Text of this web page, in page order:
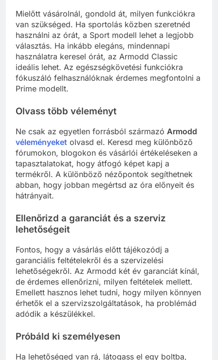
Mielőtt vásárolnál, gondold át, milyen funkciókra
van szükséged. Ha sportolás közben szeretnéd
használni az órát, a Sport modell lehet a legjobb
választás. Ha inkább elegáns, mindennapi
használatra keresel órát, az Armodd Classic
ideális lehet. Az egészségkövetési funkciókra
fókuszáló felhasználóknak érdemes megfontolni a
Prime modellt.
Olvass több véleményt
Ne csak az egyetlen forrásból származó Armodd
véleményeket olvasd el. Keresd meg különböző
fórumokon, blogokon és vásárlói értékeléseken a
tapasztalatokat, hogy átfogó képet kapj a
termékről. A különböző nézőpontok segíthetnek
abban, hogy jobban megértsd az óra előnyeit és
hátrányait.
Ellenőrizd a garanciát és a szerviz
lehetőségeit
Fontos, hogy a vásárlás előtt tájékozódj a
garanciális feltételekről és a szervizelési
lehetőségekről. Az Armodd két év garanciát kínál,
de érdemes ellenőrizni, milyen feltételek mellett.
Emellett hasznos lehet tudni, hogy milyen könnyen
érhetők el a szervizszolgáltatások, ha problémád
adódik a készülékkel.
Próbáld ki személyesen
Ha lehetőséged van rá, látogass el egy boltba,